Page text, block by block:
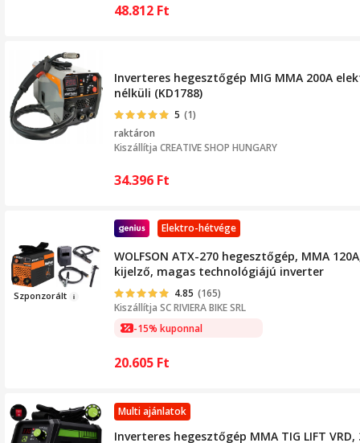
48.812 Ft
Inverteres hegesztőgép MIG MMA 200A
nélküli (KD1788)
5 (1)
raktáron
Kiszállítja CREATIVE SHOP HUNGARY
34.396 Ft
Szponzorált
Elektro-hétvége
WOLFSON ATX-270 hegesztőgép, MMA
kijelző, magas technológiájú inverter
4.85 (165)
Kiszállítja SC RIVIERA BIKE SRL
-15% kuponnal
20.605 Ft
Multi ajánlatok
Inverteres hegesztőgép MMA TIG LIFT